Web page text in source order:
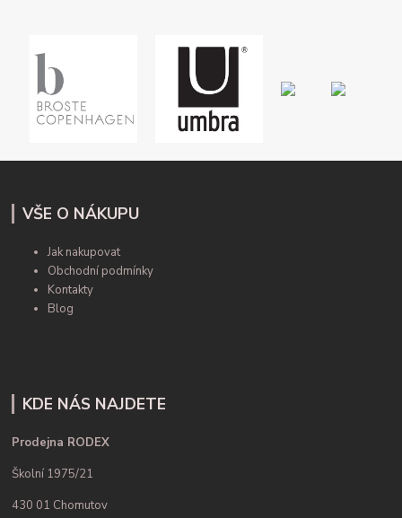
VŠE O NÁKUPU
Jak nakupovat
Obchodní podmínky
Kontakty
Blog
KDE NÁS NAJDETE
Prodejna RODEX
Školní 1975/21
430 01 Chomutov